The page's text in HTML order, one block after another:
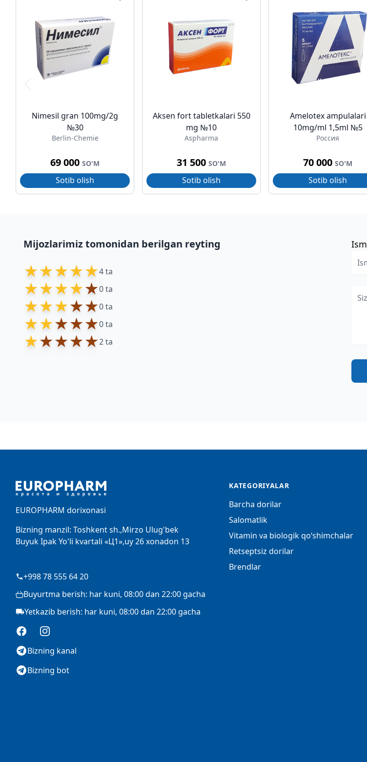
Nimesil gran 100mg/2g
№30
Berlin-Chemie
69 000SO'M
Sotib olish
Aksen fort tabletkalari 550
mg №10
Aspharma
31 500SO'M
Sotib olish
Amelotex ampulalari
10mg/ml 1,5ml №5
Россия
70 000SO'M
Sotib olish
Mijozlarimiz tomonidan berilgan reyting
★★★★★4 ta
★★★★★0 ta
★★★★★0 ta
★★★★★0 ta
★★★★★2 ta
Ism
EUROPHARM dorixonasi
Bizning manzil: Toshkent sh.,Mirzo Ulug'bek
Buyuk Ipak Yo'li kvartali «Ц1»,uy 26 xonadon 13
+998 78 555 64 20
Buyurtma berish: har kuni, 08:00 dan 22:00 gacha
Yetkazib berish: har kuni, 08:00 dan 22:00 gacha
FacebookInstagram
Bizning kanal
Bizning bot
KATEGORIYALAR
Barcha dorilar
Salomatlik
Vitamin va biologik qo‘shimchalar
Retseptsiz dorilar
Brendlar